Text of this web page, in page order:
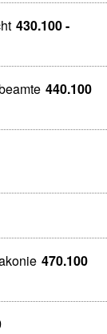
430.100 -
440.100
470.100